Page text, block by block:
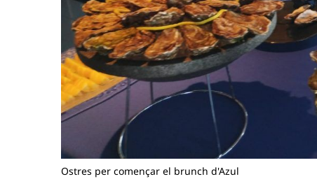
Ostres per començar el brunch d'Azul